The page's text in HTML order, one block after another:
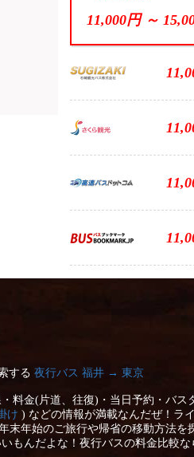
11,000円 ～
する 夜行バス 福井 → 東京
料金(片道、往復)・当日予約・バス
け ) などの情報が満載なんだぜ！ラ
末年始のご旅行や帰省の移動方法
もんだよな！夜行バスの料金比較な